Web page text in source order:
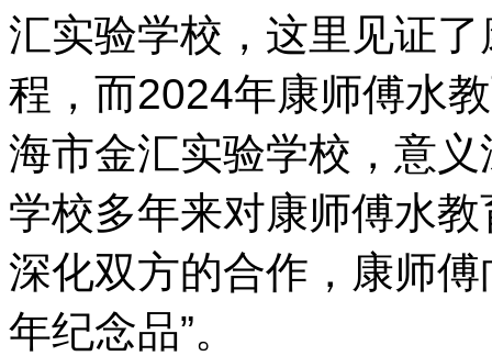
汇实验学校，这里见证
程，而2024年康师傅水
海市金汇实验学校，意
学校多年来对康师傅水
深化双方的合作，康师
年纪念品”。